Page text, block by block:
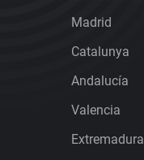
Madrid
Catalunya
Andalucía
Valencia
Extremadura